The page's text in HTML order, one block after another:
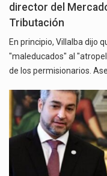
director del
Tributación
En principio, Villalba dijo
"maleducados" al
de los permisionarios.